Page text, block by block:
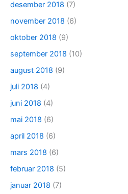
desember 2018 (7)
november 2018 (6)
oktober 2018 (9)
september 2018 (10)
august 2018 (9)
juli 2018 (4)
juni 2018 (4)
mai 2018 (6)
april 2018 (6)
mars 2018 (6)
februar 2018 (5)
januar 2018 (7)